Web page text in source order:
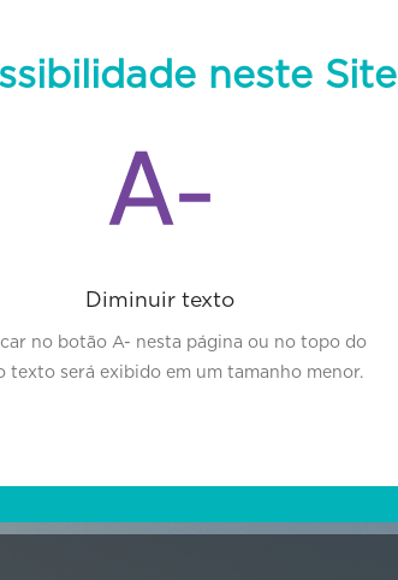
neste Site
Diminuir texto
no botão A- nesta página ou no topo do
texto será exibido em um tamanho menor.